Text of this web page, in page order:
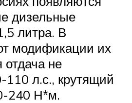
дизельные
литра. В
модификации их
не
л.с., крутящий
240 Н*м.